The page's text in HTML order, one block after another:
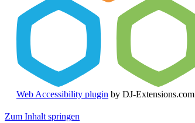
Web Accessibility plugin by DJ-Extensions.com
Zum Inhalt springen